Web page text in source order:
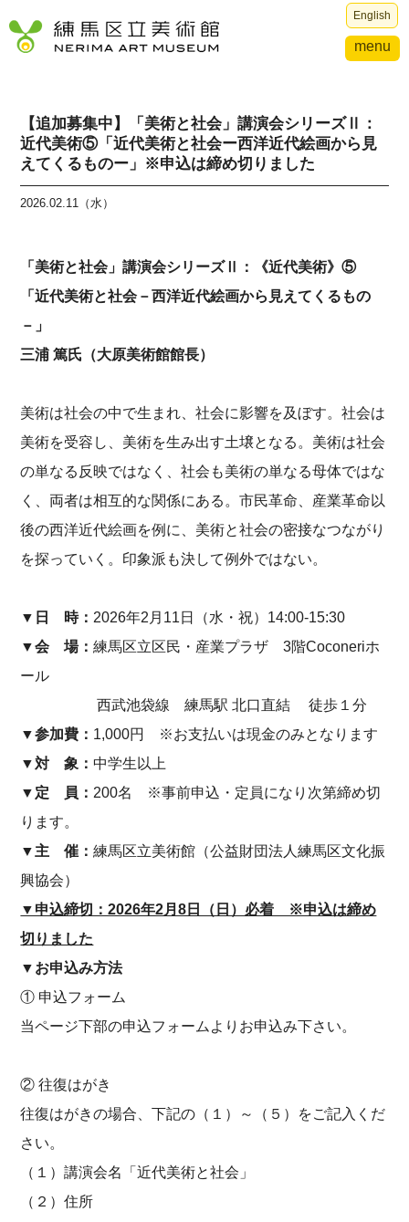
English
menu
【追加募集中】「美術と社会」講演会シリーズⅡ：
近代美術⑤「近代美術と社会ー西洋近代絵画から見
えてくるものー」※申込は締め切りました
2026.02.11（水）
「美術と社会」講演会シリーズⅡ：《近代美術》⑤
「近代美術と社会－西洋近代絵画から見えてくるもの
－」
三浦 篤氏（大原美術館館長）
美術は社会の中で生まれ、社会に影響を及ぼす。社会は
美術を受容し、美術を生み出す土壌となる。美術は社会
の単なる反映ではなく、社会も美術の単なる母体ではな
く、両者は相互的な関係にある。市民革命、産業革命以
後の西洋近代絵画を例に、美術と社会の密接なつながり
を探っていく。印象派も決して例外ではない。
▼日 時： 2026年2月11日（水・祝）14:00-15:30
▼会 場：練馬区立区民・産業プラザ 3階Coconeriホ
ール
西武池袋線 練馬駅 北口直結 徒歩１分
▼参加費： 1,000円 ※お支払いは現金のみとなります
▼対 象：中学生以上
▼定 員： 200名 ※事前申込・定員になり次第締め切
ります。
▼主 催：練馬区立美術館（公益財団法人練馬区文化振
興協会）
▼申込締切：2026年2月8日（日）必着 ※申込は締め
切りました
▼お申込み方法
① 申込フォーム
当ページ下部の申込フォームよりお申込み下さい。
② 往復はがき
往復はがきの場合、下記の（１）～（５）をご記入くだ
さい。
（１）講演会名「近代美術と社会」
（２）住所